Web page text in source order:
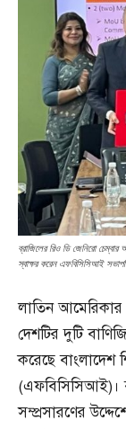
ব্রাজিলের রিও ডি জেনিরো
স্বাক্ষর করেন এফবিসিসিআই
লাতিন আমেরিকার
দেশটির দুটি
করেছে বাংলাদেশ
(এফবিসিসিআই)।
সম্প্রসারণের